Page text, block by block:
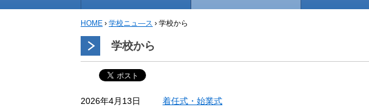
HOME › 学校ニュ―ス › 学校から
学校から
2026年4月13日 着任式・始業式